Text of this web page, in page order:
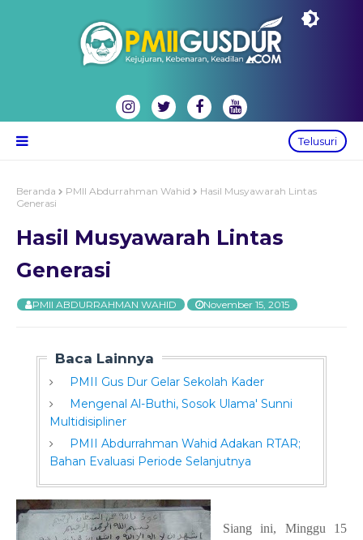
Telusuri
Beranda PMII Abdurrahman Wahid
Hasil Musyawarah Lintas
Generasi
Hasil Musyawarah Lintas
Generasi
PMII ABDURRAHMAN WAHID November 15, 2015
Baca Lainnya
PMII Gus Dur Gelar Sekolah Kader
Mengenal Al-Buthi, Sosok Ulama' Sunni
Multidisipliner
PMII Abdurrahman Wahid Adakan RTAR;
Bahan Evaluasi Periode Selanjutnya
Siang ini, Minggu 15